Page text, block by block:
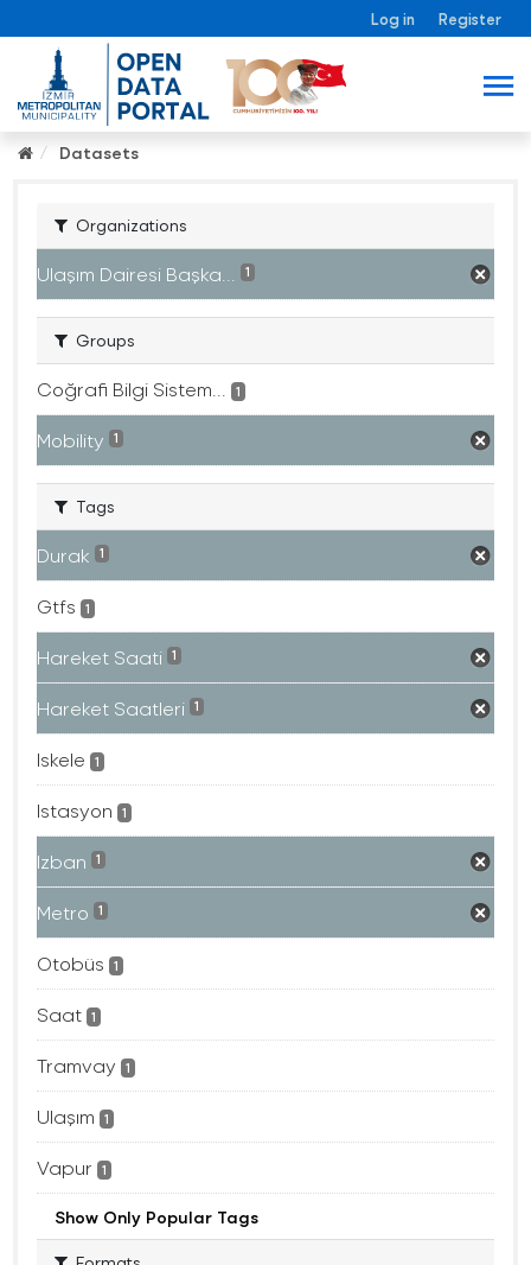
Log in Register
Datasets
Organizations
Ulaşım Dairesi Başka... 1
Groups
Coğrafi Bilgi Sistem... 1
Mobility 1
Tags
Durak 1
Gtfs 1
Hareket Saati 1
Hareket Saatleri 1
Iskele 1
Istasyon 1
Izban 1
Metro 1
Otobüs 1
Saat 1
Tramvay 1
Ulaşım 1
Vapur 1
Show Only Popular Tags